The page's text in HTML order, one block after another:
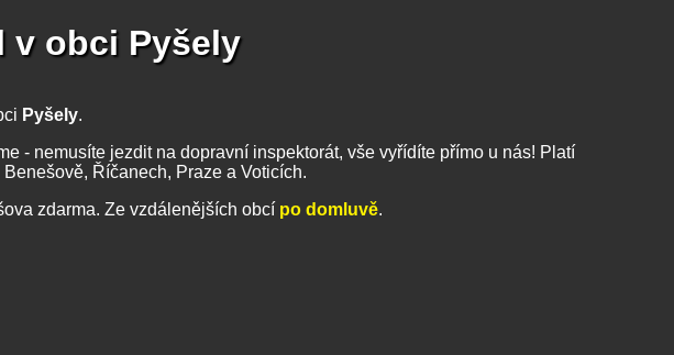
v obci Pyšely
Pyšely.
- nemusíte jezdit na dopravní inspektorát, vše vyřídíte přímo u nás! Platí
Říčanech, Praze a Voticích.
zdarma. Ze vzdálenějších obcí po domluvě.